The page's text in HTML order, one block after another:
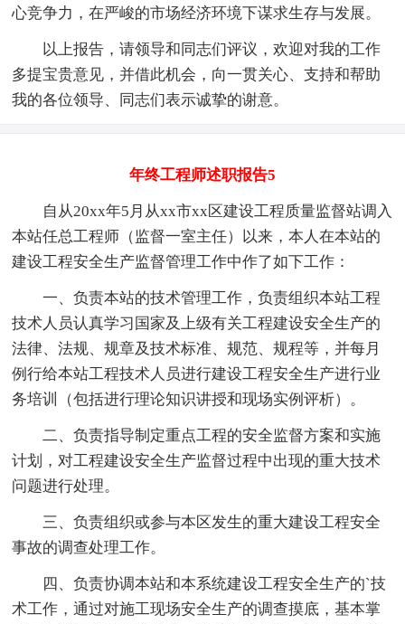
心竞争力，在严峻的市场经济环境下谋求生存与发展。
以上报告，请领导和同志们评议，欢迎对我的工作
多提宝贵意见，并借此机会，向一贯关心、支持和帮助
我的各位领导、同志们表示诚挚的谢意。
年终工程师述职报告5
自从20xx年5月从xx市xx区建设工程质量监督站调入
本站任总工程师（监督一室主任）以来，本人在本站的
建设工程安全生产监督管理工作中作了如下工作：
一、负责本站的技术管理工作，负责组织本站工程
技术人员认真学习国家及上级有关工程建设安全生产的
法律、法规、规章及技术标准、规范、规程等，并每月
例行给本站工程技术人员进行建设工程安全生产进行业
务培训（包括进行理论知识讲授和现场实例评析）。
二、负责指导制定重点工程的安全监督方案和实施
计划，对工程建设安全生产监督过程中出现的重大技术
问题进行处理。
三、负责组织或参与本区发生的重大建设工程安全
事故的调查处理工作。
四、负责协调本站和本系统建设工程安全生产的`技
术工作，通过对施工现场安全生产的调查摸底，基本掌